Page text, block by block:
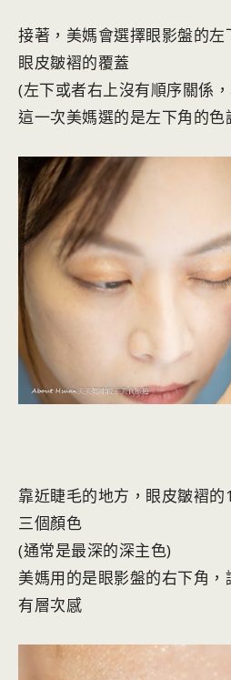
接著，美媽會選擇眼影盤的
眼皮皺褶的覆蓋
(左下或者右上沒有順序關係
這一次美媽選的是左下角的
靠近睫毛的地方，眼皮皺褶
三個顏色
(通常是最深的深主色)
美媽用的是眼影盤的右下角
有層次感